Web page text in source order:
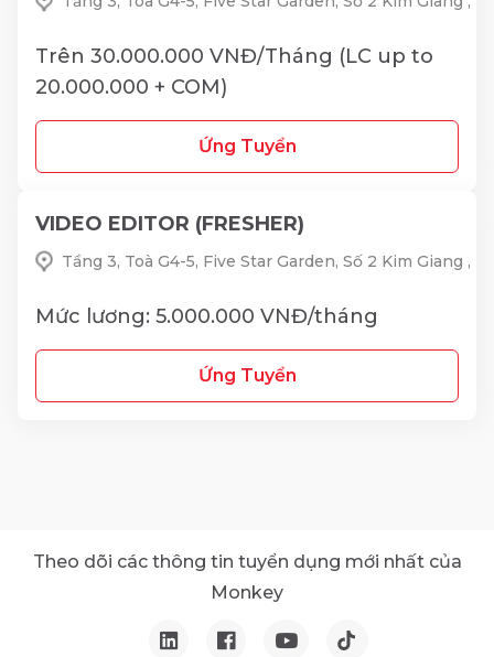
Trên 30.000.000 VNĐ/Tháng (LC up to
20.000.000 + COM)
Ứng Tuyển
VIDEO EDITOR (FRESHER)
Tầng 3, Toà G4-5, Five Star Garden, Số 2 Kim Giang ,
Mức lương: 5.000.000 VNĐ/tháng
Ứng Tuyển
Theo dõi các thông tin tuyển dụng mới nhất của
Monkey